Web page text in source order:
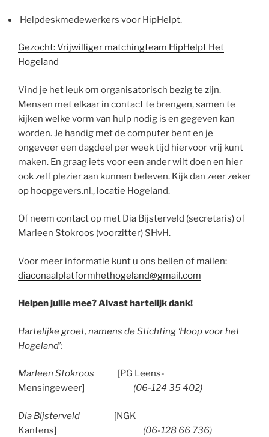
Helpdeskmedewerkers voor HipHelpt.
Gezocht: Vrijwilliger matchingteam HipHelpt Het
Hogeland
Vind je het leuk om organisatorisch bezig te zijn.
Mensen met elkaar in contact te brengen, samen te
kijken welke vorm van hulp nodig is en gegeven kan
worden. Je handig met de computer bent en je
ongeveer een dagdeel per week tijd hiervoor vrij kunt
maken. En graag iets voor een ander wilt doen en hier
ook zelf plezier aan kunnen beleven. Kijk dan zeer zeker
op hoopgevers.nl., locatie Hogeland.
Of neem contact op met Dia Bijsterveld (secretaris) of
Marleen Stokroos (voorzitter) SHvH.
Voor meer informatie kunt u ons bellen of mailen:
diaconaalplatformhethogeland@gmail.com
Helpen jullie mee? Alvast hartelijk dank!
Hartelijke groet, namens de Stichting ‘Hoop voor het
Hogeland’:
Marleen Stokroos [PG Leens-
Mensingeweer] (06-124 35 402)
Dia Bijsterveld [NGK
Kantens] (06-128 66 736)